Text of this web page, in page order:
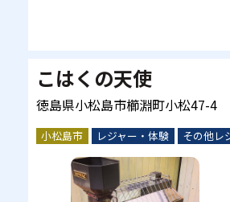
こはくの天使
徳島県小松島市櫛淵町小松47-4
小松島市 レジャー・体験 その他レ